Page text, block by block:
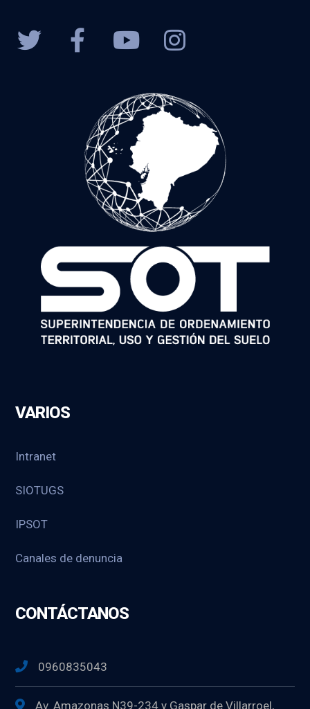
VARIOS
Intranet
SIOTUGS
IPSOT
Canales de denuncia
CONTÁCTANOS
0960835043
Av. Amazonas N39-234 y Gaspar de Villarroel,